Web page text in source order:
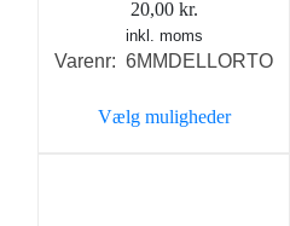
20,00 kr.
inkl. moms
Varenr: 6MMDELLORTO
Vælg muligheder